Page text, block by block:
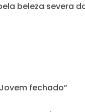
beleza severa
fechado”